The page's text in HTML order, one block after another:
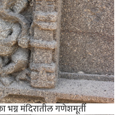
मंदिरातील गणेशमूर्ती